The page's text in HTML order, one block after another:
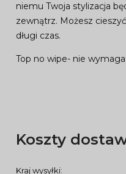
niemu Twoja stylizacja
zewnątrz. Możesz
długi czas.
Top no wipe- nie
Koszty
Kraj wysyłki: